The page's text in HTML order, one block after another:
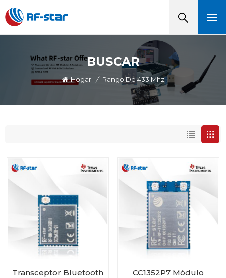
BUSCAR
Hogar / Rango De 433 Mhz
Transceptor Bluetooth
CC1352P7 Módulo